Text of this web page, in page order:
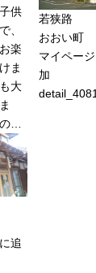
供
、
楽
ま
大
…
追
若狭路
おおい町
マイペー
加